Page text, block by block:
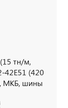
тн/м,
42E51 (420
МКБ, шины
кабины